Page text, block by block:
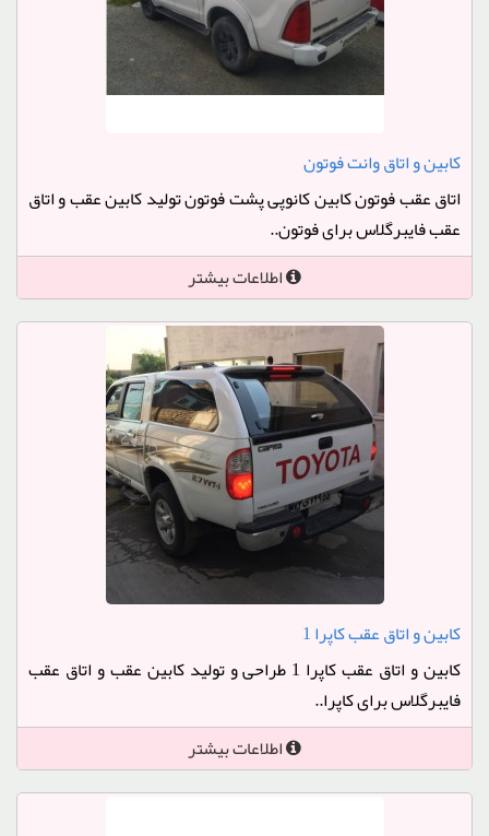
کابین و اتاق وانت فوتون
اتاق عقب فوتون کابین کانوپی پشت فوتون تولید کابین عقب و اتاق
عقب فایبرگلاس برای فوتون..
اطلاعات بیشتر
کابین و اتاق عقب کاپرا 1
کابین و اتاق عقب کاپرا 1 طراحی و تولید کابین عقب و اتاق عقب
فایبرگلاس برای کاپرا..
اطلاعات بیشتر